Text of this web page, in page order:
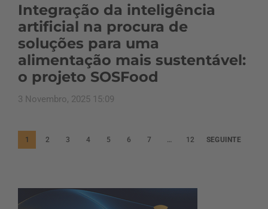
Integração da inteligência
artificial na procura de
soluções para uma
alimentação mais sustentável:
o projeto SOSFood
3 Novembro, 2025 15:09
P1 2 3 4 5 6 7 … 12 SEGUINTE